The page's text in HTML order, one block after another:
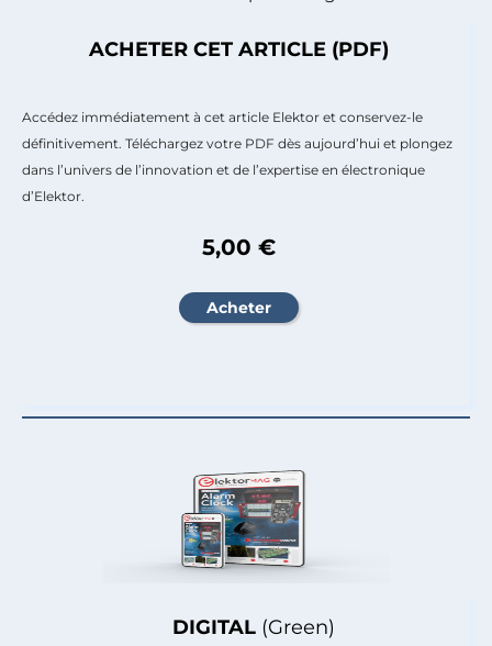
DIGITAL (Green)
ACHETER CET ARTICLE (PDF)
Accédez immédiatement à cet article Elektor et conservez-le
définitivement. Téléchargez votre PDF dès aujourd’hui et plongez
dans l’univers de l’innovation et de l’expertise en électronique
d’Elektor.
5,00 €